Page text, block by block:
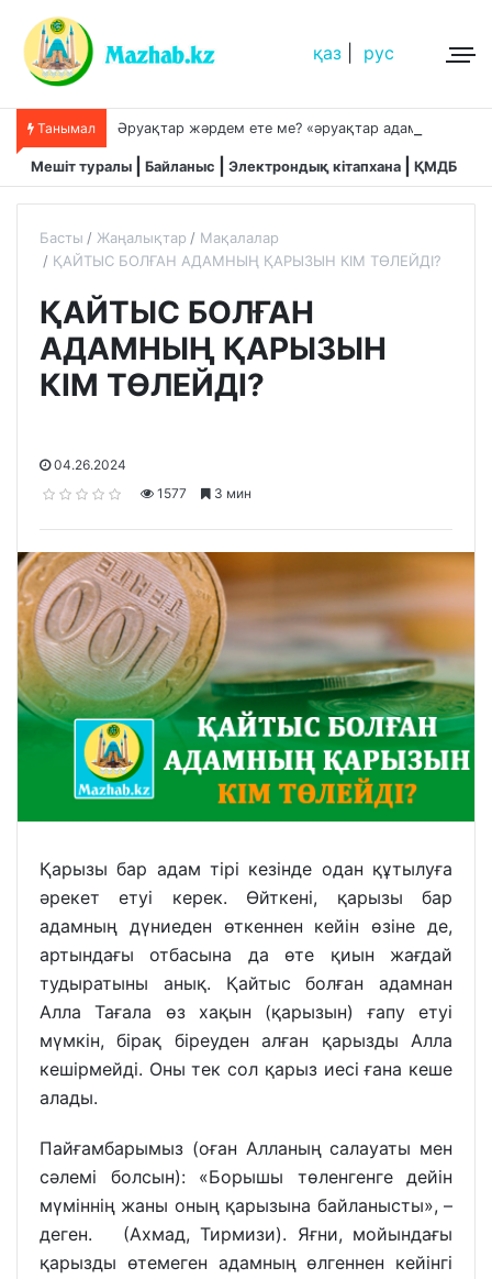
қаз рус
Танымал
Мешіт туралы Байланыс Электрондық кітапхана ҚМДБ
Басты Жаңалықтар
Мақалалар
ҚАЙТЫС БОЛҒАН АДАМНЫҢ ҚАРЫЗЫН КІМ ТӨЛЕЙДІ?
ҚАЙТЫС БОЛҒАН
АДАМНЫҢ ҚАРЫЗЫН
КІМ ТӨЛЕЙДІ?
04.26.2024
1577
3 мин
Қарызы бар адам тірі кезінде одан құтылуға
әрекет етуі керек. Өйткені, қарызы бар
адамның дүниеден өткеннен кейін өзіне де,
артындағы отбасына да өте қиын жағдай
тудыратыны анық. Қайтыс болған адамнан
Алла Тағала өз хақын (қарызын) ғапу етуі
мүмкін, бірақ біреуден алған қарызды Алла
кешірмейді. Оны тек сол қарыз иесі ғана кеше
алады.
Пайғамбарымыз (оған Алланың салауаты мен
сәлемі болсын): «Борышы төленгенге дейін
мүміннің жаны оның қарызына байланысты», –
деген. (Ахмад, Тирмизи). Яғни, мойындағы
қарызды өтемеген адамның өлгеннен кейінгі